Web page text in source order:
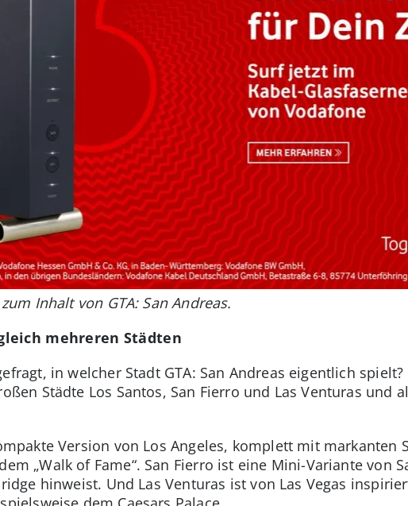
Inhalt von GTA: San Andreas.
mehreren Städten
in welcher Stadt GTA: San Andreas eigentlich
Städte Los Santos, San Fierro und Las Venturas und
Version von Los Angeles, komplett mit markanten
„Walk of Fame“. San Fierro ist eine Mini-Variante von
hinweist. Und Las Venturas ist von Las Vegas